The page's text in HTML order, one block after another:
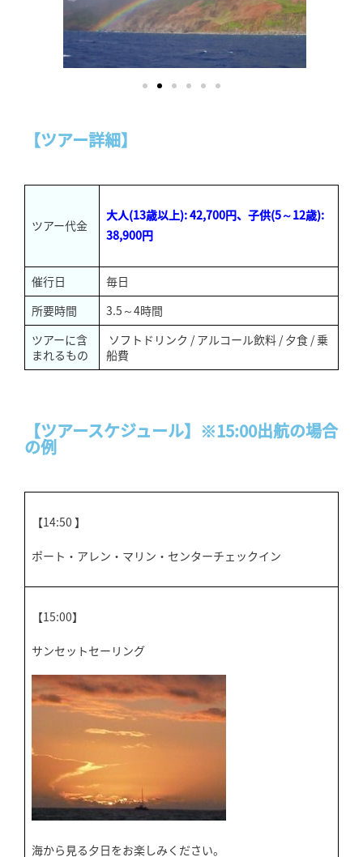
【ツアー詳細】
ツアー代金
大人(13歳以上): 42,700円、子供(5～12歳):
38,900円
催行日
毎日
所要時間
3.5～4時間
ツアーに含
まれるもの
ソフトドリンク / アルコール飲料 / 夕食 / 乗
船費
【ツアースケジュール】※15:00出航の場合
の例
【14:50 】
ポート・アレン・マリン・センターチェックイン
【15:00】
サンセットセーリング
海から見る夕日をお楽しみください。